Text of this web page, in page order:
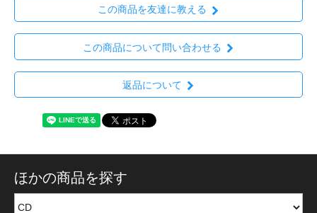
この商品を友達に教える
この商品について問い合わせる
返品について
ほかの商品を探す